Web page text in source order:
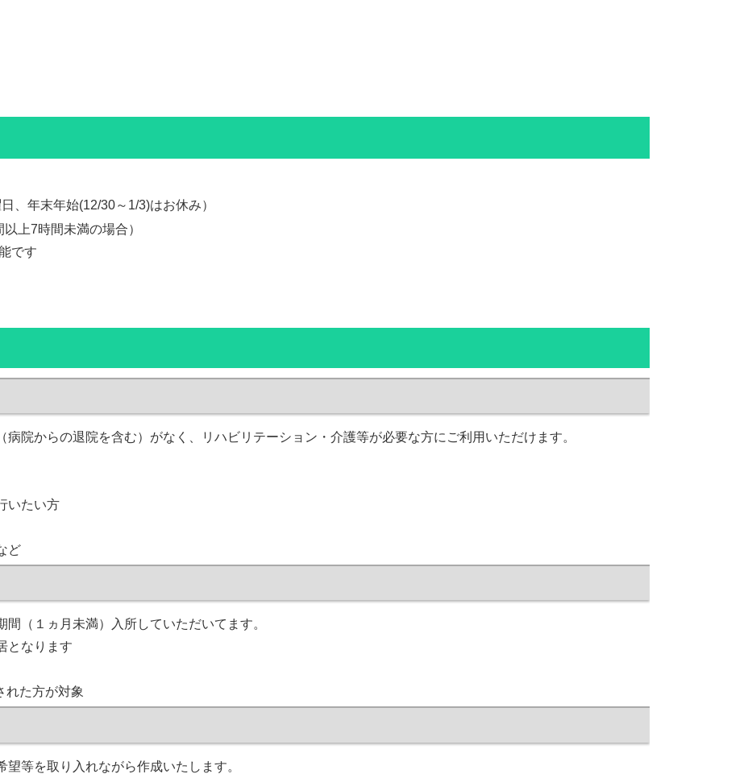
、年末年始(12/30～1/3)はお休み）
上7時間未満の場合）
です
院からの退院を含む）がなく、リハビリテーション・介護等が必要な方にご利用いただけます。
いたい方
ど
（１ヵ月未満）入所していただいてます。
なります
れた方が対象
等を取り入れながら作成いたします。